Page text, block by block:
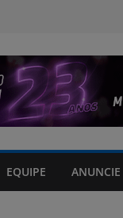
EQUIPE ANUNCIE